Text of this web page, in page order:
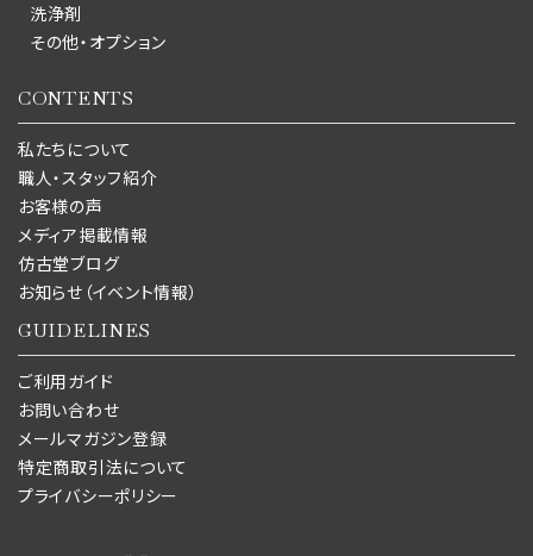
洗浄剤
その他・オプション
CONTENTS
私たちについて
職人・スタッフ紹介
お客様の声
メディア掲載情報
仿古堂ブログ
お知らせ（イベント情報）
GUIDELINES
ご利用ガイド
お問い合わせ
メールマガジン登録
特定商取引法について
プライバシーポリシー